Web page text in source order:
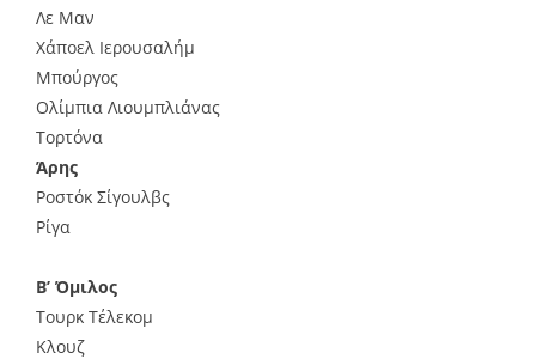
Λε Μαν
Χάποελ Ιερουσαλήμ
Μπούργος
Ολίμπια Λιουμπλιάνας
Τορτόνα
Άρης
Ροστόκ Σίγουλβς
Ρίγα
Β’ Όμιλος
Τουρκ Τέλεκομ
Κλουζ